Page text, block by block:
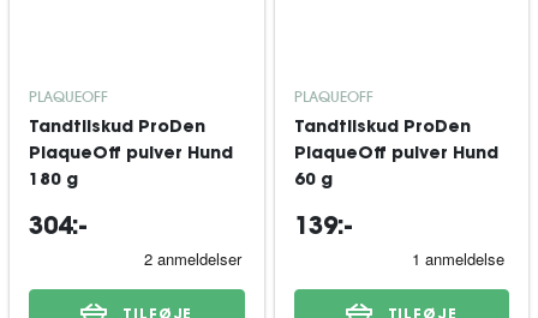
PLAQUEOFF
Tandtilskud ProDen
PlaqueOff pulver Hund
180 g
304:-
TILFØJE
PLAQUEOFF
Tandtilskud ProDen
PlaqueOff pulver Hund
60 g
139:-
TILFØJE